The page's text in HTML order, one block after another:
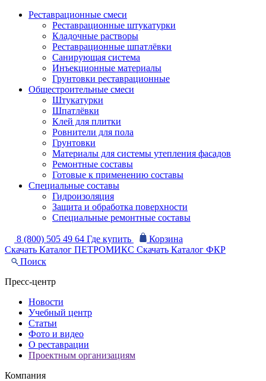
Реставрационные смеси
Реставрационные штукатурки
Кладочные растворы
Реставрационные шпатлёвки
Санирующая система
Инъекционные материалы
Грунтовки реставрационные
Общестроительные смеси
Штукатурки
Шпатлёвки
Клей для плитки
Ровнители для пола
Грунтовки
Материалы для системы утепления фасадов
Ремонтные составы
Готовые к применению составы
Специальные составы
Гидроизоляция
Защита и обработка поверхности
Специальные ремонтные составы
8 (800) 505 49 64 Где купить
Корзина
Скачать Каталог ПЕТРОМИКС Скачать Каталог ФКР
Поиск
Пресс-центр
Новости
Учебный центр
Статьи
Фото и видео
О реставрации
Проектным организациям
Компания